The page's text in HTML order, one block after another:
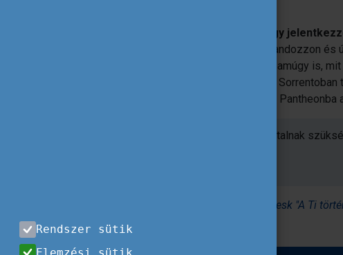
Mindenkinek csak ajánlani tudom, hogy
benne van a vágy, hogy felfedezzen, kalandozzon
töltekezni az egyetemista évek alatt, és amúgy is,
csak otthon voltál? Neeem! Hanem hogy
citruskertből, Párizsban pedig belógtál a Pantheonba
Szerintem ilyen kalandokra minden fiatalnak
Eurodesk "A Ti
Rendszer sütik